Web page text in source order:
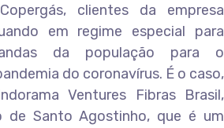
clientes da empresa
em regime especial para
da população para o
do coronavírus. É o caso,
Ventures Fibras Brasil,
de Santo Agostinho, que é um